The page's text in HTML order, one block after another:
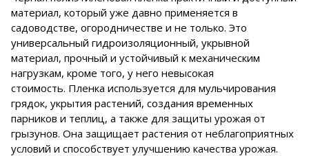
материал, который уже давно применяется в
садоводстве, огородничестве и не только. Это
универсальный гидроизоляционный, укрывной
материал, прочный и устойчивый к механическим
нагрузкам, кроме того, у него невысокая
стоимость. Пленка используется для мульчирования
грядок, укрытия растений, создания временных
парников и теплиц, а также для защиты урожая от
грызунов. Она защищает растения от неблагоприятных
условий и способствует улучшению качества урожая.